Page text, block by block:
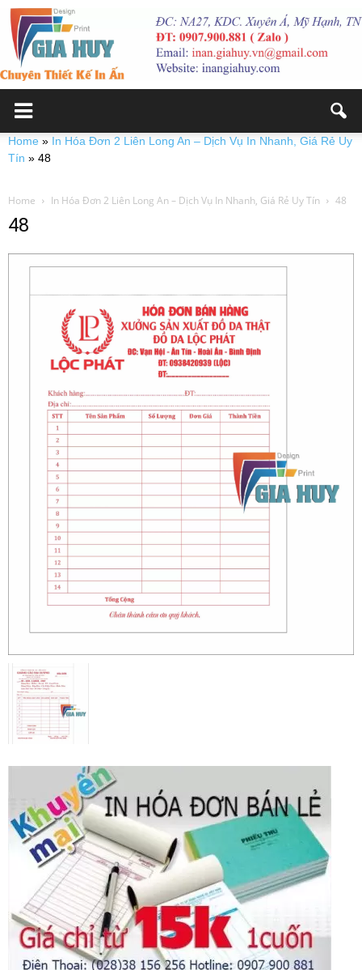
Home » In Hóa Đơn 2 Liên Long An – Dịch Vụ In Nhanh, Giá Rẻ Uy
Tín » 48
Home In Hóa Đơn 2 Liên Long An – Dịch Vụ In Nhanh, Giá Rẻ Uy Tín 48
48